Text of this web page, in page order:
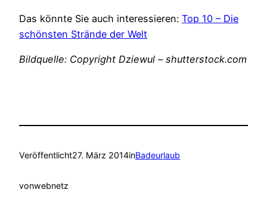
Das könnte Sie auch interessieren: Top 10 – Die
schönsten Strände der Welt
Bildquelle: Copyright Dziewul – shutterstock.com
Veröffentlicht27. März 2014inBadeurlaub
vonwebnetz